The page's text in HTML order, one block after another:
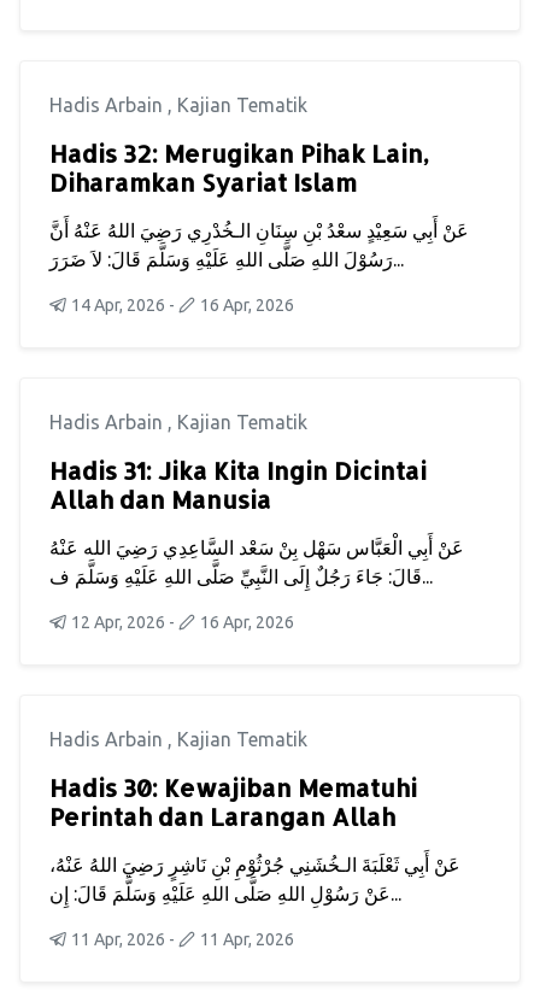
Hadis Arbain , Kajian Tematik
Hadis 32: Merugikan Pihak Lain,
Diharamkan Syariat Islam
عَنْ أَبِي سَعِيْدٍ سعْدُ بْنِ سِنَانِ الـخُدْرِي رَضِيَ اللهُ عَنْهُ أَنَّ
رَسُوْلَ اللهِ صَلَّى اللهِ عَلَيْهِ وَسَلَّمَ قَالَ: لاَ ضَرَرَ...
14 Apr, 2026 - 16 Apr, 2026
Hadis Arbain , Kajian Tematik
Hadis 31: Jika Kita Ingin Dicintai
Allah dan Manusia
عَنْ أَبِي الْعَبَّاس سَهْل بِنْ سَعْد السَّاعِدِي رَضِيَ الله عَنْهُ
قَالَ: جَاءَ رَجُلٌ إِلَى النَّبِيِّ صَلَّى اللهِ عَلَيْهِ وَسَلَّمَ ف...
12 Apr, 2026 - 16 Apr, 2026
Hadis Arbain , Kajian Tematik
Hadis 30: Kewajiban Mematuhi
Perintah dan Larangan Allah
عَنْ أَبِي ثَعْلَبَةَ الـخُشَنِي جُرْثُوْمِ بْنِ نَاشِرٍ رَضِيَ اللهُ عَنْهُ،
عَنْ رَسُوْلِ اللهِ صَلَّى اللهِ عَلَيْهِ وَسَلَّمَ قَالَ: إِن...
11 Apr, 2026 - 11 Apr, 2026